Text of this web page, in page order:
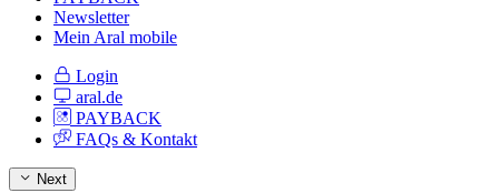
Newsletter
Mein Aral mobile
Login
aral.de
PAYBACK
FAQs & Kontakt
Next